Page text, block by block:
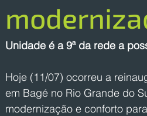
Unidade é a 9ª da rede a
Hoje (11/07) ocorreu a
em Bagé no Rio Grande do
modernização e conforto